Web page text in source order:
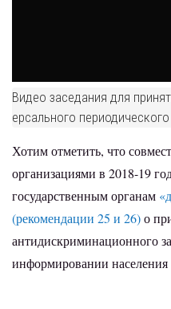
Видео заседания для
ерсального
Хотим отметить, что
организациями в 2018-19
государственным органам
(рекомендации 25 и 26)о
антидискриминационного
информировании